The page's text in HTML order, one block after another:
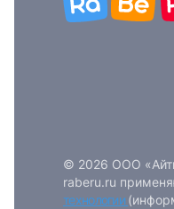
© 2026 ООО
raberu.ru
технологии